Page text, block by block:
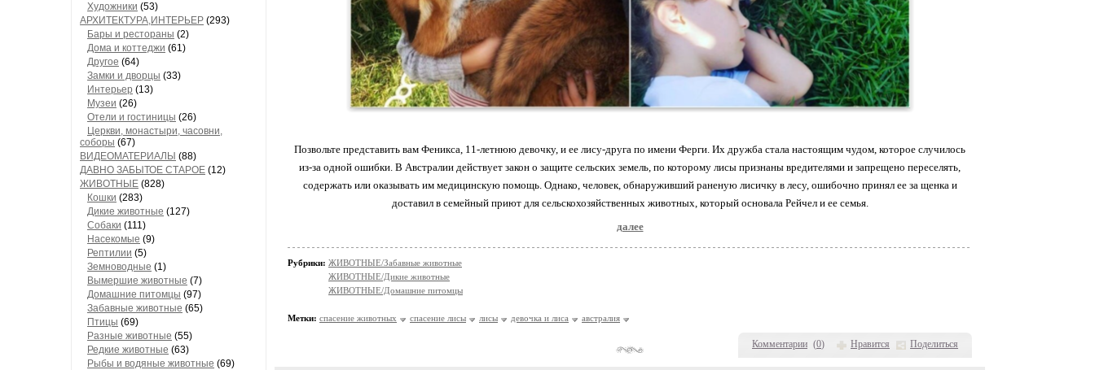
Художники (53)
АРХИТЕКТУРА,ИНТЕРЬЕР (293)
Бары и рестораны (2)
Дома и коттеджи (61)
Другое (64)
Замки и дворцы (33)
Интерьер (13)
Музеи (26)
Отели и гостиницы (26)
Церкви, монастыри, часовни,
соборы (67)
ВИДЕОМАТЕРИАЛЫ (88)
ДАВНО ЗАБЫТОЕ СТАРОЕ (12)
ЖИВОТНЫЕ (828)
Кошки (283)
Дикие животные (127)
Собаки (111)
Насекомые (9)
Рептилии (5)
Земноводные (1)
Вымершие животные (7)
Домашние питомцы (97)
Забавные животные (65)
Птицы (69)
Разные животные (55)
Редкие животные (63)
Рыбы и водяные животные (69)
Комментарии (0) Нравится Поделиться
Позвольте представить вам Феникса, 11-летнюю девочку, и ее лису-друга по имени Ферги. Их дружба стала настоящим чудом, которое случилось
из-за одной ошибки. В Австралии действует закон о защите сельских земель, по которому лисы признаны вредителями и запрещено переселять,
содержать или оказывать им медицинскую помощь. Однако, человек, обнаруживший раненую лисичку в лесу, ошибочно принял ее за щенка и
доставил в семейный приют для сельскохозяйственных животных, который основала Рейчел и ее семья.
далее
Рубрики: ЖИВОТНЫЕ/Забавные животные
ЖИВОТНЫЕ/Дикие животные
ЖИВОТНЫЕ/Домашние питомцы
Метки: спасение животных спасение лисы лисы девочка и лиса австралия